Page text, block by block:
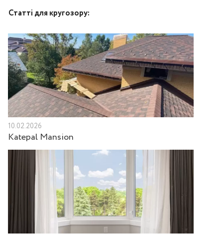
Статті для кругозору:
10.02.2026
Katepal Mansion